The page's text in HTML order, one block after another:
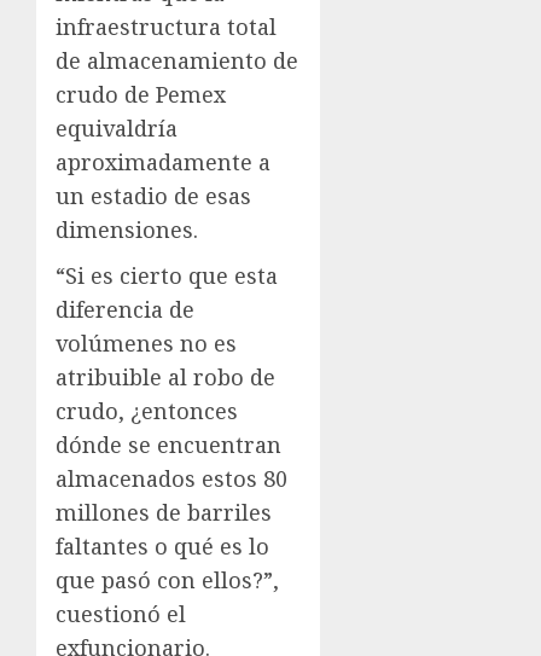
infraestructura total
de almacenamiento de
crudo de Pemex
equivaldría
aproximadamente a
un estadio de esas
dimensiones.
“Si es cierto que esta
diferencia de
volúmenes no es
atribuible al robo de
crudo, ¿entonces
dónde se encuentran
almacenados estos 80
millones de barriles
faltantes o qué es lo
que pasó con ellos?”,
cuestionó el
exfuncionario.